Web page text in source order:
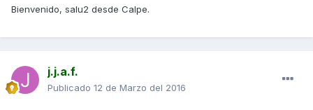
Bienvenido, salu2 desde Calpe.
j.j.a.f.
Publicado 12 de Marzo del 2016